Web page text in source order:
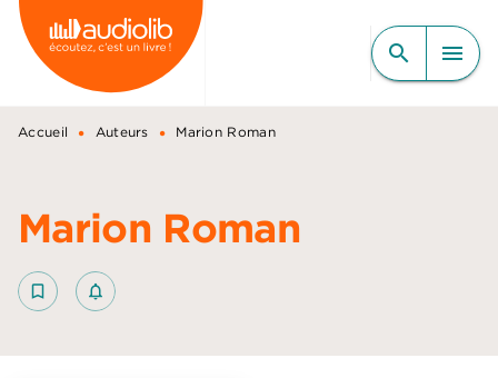
MENU RECHERCHE
CONTENU
PIED DE PAGE
search menu
Accueil • Auteurs • Marion Roman
Marion Roman
bookmark_border notifications_none_outlined